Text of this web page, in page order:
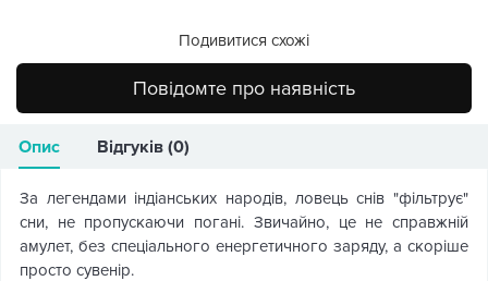
Подивитися схожі
Повідомте про наявність
Опис Відгуків (0)
За легендами індіанських народів, ловець снів "фільтрує"
сни, не пропускаючи погані. Звичайно, це не справжній
амулет, без спеціального енергетичного заряду, а скоріше
просто сувенір.